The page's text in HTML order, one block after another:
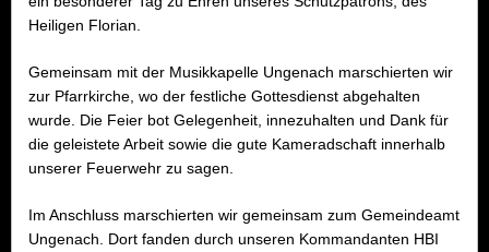
Heiligen Florian.
Gemeinsam mit der Musikkapelle Ungenach marschierten wir
zur Pfarrkirche, wo der festliche Gottesdienst abgehalten
wurde. Die Feier bot Gelegenheit, innezuhalten und Dank für
die geleistete Arbeit sowie die gute Kameradschaft innerhalb
unserer Feuerwehr zu sagen.
Im Anschluss marschierten wir gemeinsam zum Gemeindeamt
Ungenach. Dort fanden durch unseren Kommandanten HBI